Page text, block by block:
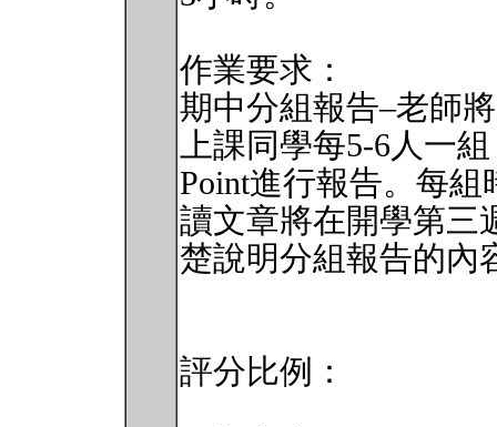
作業要求：
期中分組報告–老師
上課同學每5-6人一
Point進行報告。每
讀文章將在開學第三
楚說明分組報告的內
評分比例：